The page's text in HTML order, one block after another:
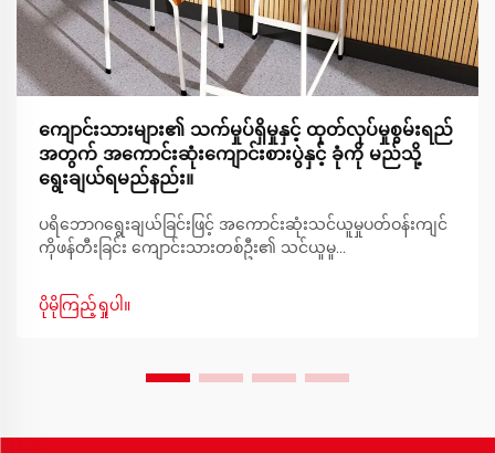
ကျောင်းသားများ၏ သက်မှုပ်ရှိမှုနှင့် ထုတ်လုပ်မှုစွမ်းရည်
အတွက် အကောင်းဆုံးကျောင်းစားပွဲနှင့် ခုံကို မည်သို့
ရွေးချယ်ရမည်နည်း။
ပရိဘောဂရွေးချယ်ခြင်းဖြင့် အကောင်းဆုံးသင်ယူမှုပတ်ဝန်းကျင်
ကိုဖန်တီးခြင်း ကျောင်းသားတစ်ဦး၏ သင်ယူမှု
မူတည်ပါသည်။ ကျောင်းသားများသည်နေ့စဉ်နာရီပေါင်းများစွာ
စားပွဲတွင်ထိုင်နေရသည့်အခါ အဆင်ပြေမှုကို အလေးထား
ပိုမိုကြည့်ရှုပါ။